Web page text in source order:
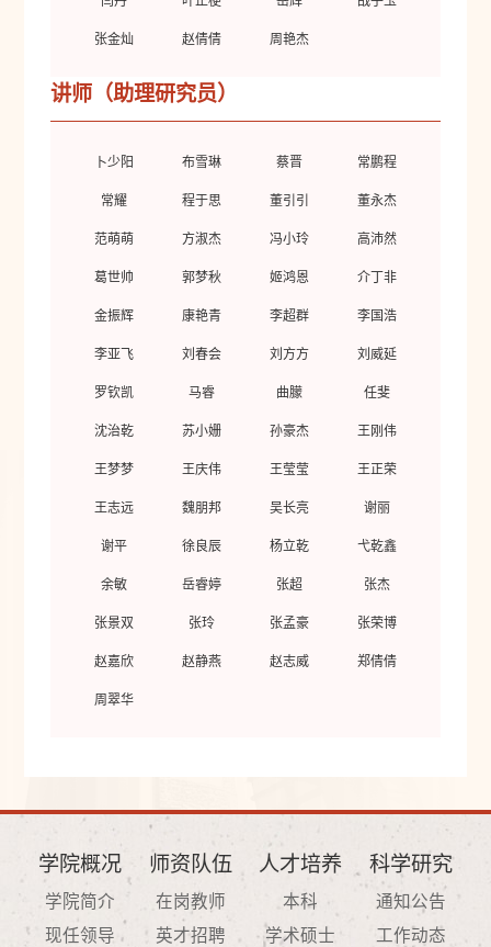
张金灿 赵倩倩 周艳杰
讲师（助理研究员）
卜少阳 布雪琳 蔡晋 常鹏程
常耀 程于思 董引引 董永杰
范萌萌 方淑杰 冯小玲 高沛然
葛世帅 郭梦秋 姬鸿恩 介丁非
金振辉 康艳青 李超群 李国浩
李亚飞 刘春会 刘方方 刘威延
罗钦凯 马睿 曲朦 任斐
沈治乾 苏小姗 孙豪杰 王刚伟
王梦梦 王庆伟 王莹莹 王正荣
王志远 魏朋邦 吴长亮 谢丽
谢平 徐良辰 杨立乾 弋乾鑫
余敏 岳睿婷 张超 张杰
张景双 张玲 张孟豪 张荣博
赵嘉欣 赵静燕 赵志威 郑倩倩
周翠华
学院概况
学院简介
现任领导
师资队伍
在岗教师
英才招聘
人才培养
本科
学术硕士
科学研究
通知公告
工作动态